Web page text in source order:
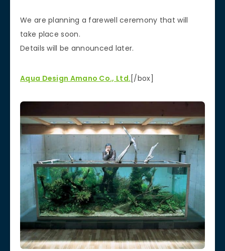
We are planning a farewell ceremony that will
take place soon.
Details will be announced later.
Aqua Design Amano Co., Ltd. [/box]